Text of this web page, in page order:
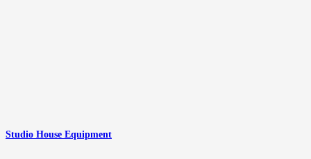
Studio House Equipment